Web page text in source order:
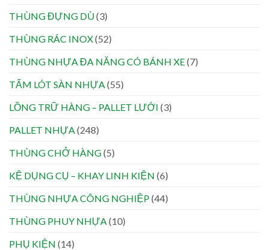
THÙNG ĐỰNG DÙ(3)
THÙNG RÁC INOX(52)
THÙNG NHỰA ĐA NĂNG CÓ BÁNH XE(7)
TẤM LÓT SÀN NHỰA (55)
LỒNG TRỮ HÀNG – PALLET LƯỚI (3)
PALLET NHỰA (248)
THÙNG CHỞ HÀNG(5)
KỆ DỤNG CỤ – KHAY LINH KIỆN (6)
THÙNG NHỰA CÔNG NGHIỆP(44)
THÙNG PHUY NHỰA (10)
PHỤ KIỆN (14)